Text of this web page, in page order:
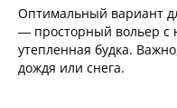
Оптимальный вариант
— просторный вольер с
утепленная будка.
дождя или снега.